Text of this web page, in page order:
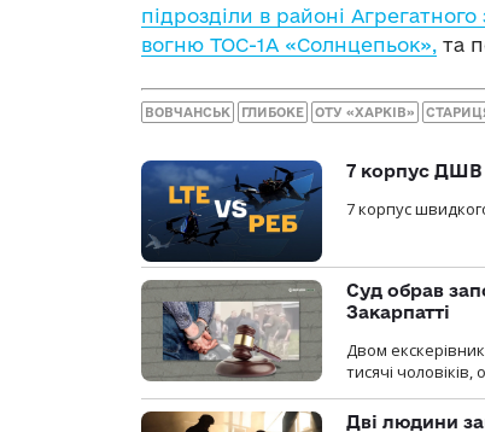
підрозділи в районі
вогню ТОС-1А «Солнцепьок», та
ВОВЧАНСЬК ГЛИБОКЕ ОТУ «ХАРКІВ»
7 корпус ДШВ
7 корпус
Суд обрав
Закарпатті
Двом
тисячі
Дві людини